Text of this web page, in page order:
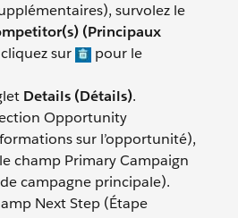
survolez le
(Principaux
sur
pour le
Details (Détails).
Opportunity
sur l’opportunité),
champ Primary Campaign
campagne principale).
Next Step (Étape